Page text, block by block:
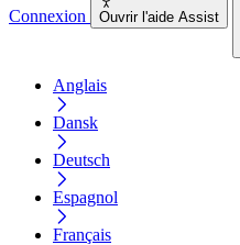
Connexion Ouvrir l'aide Assist
Anglais
Dansk
Deutsch
Espagnol
Français